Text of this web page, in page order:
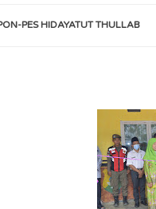
PES HIDAYATUT THULLAB